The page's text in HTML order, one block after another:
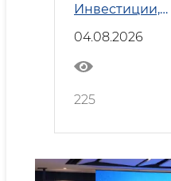
Инвестиции,
04.08.2026
225